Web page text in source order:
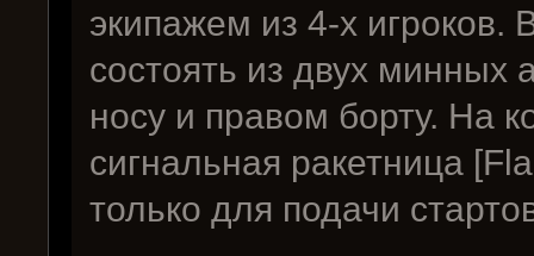
экипажем из 4-х
состоять из двух минных
носу и правом борту. На
сигнальная ракетница
только для подачи